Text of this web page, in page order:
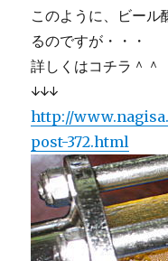
このように、ビール
るのですが・・・
詳しくはコチラ＾＾
↓↓↓
http://
post-372.html